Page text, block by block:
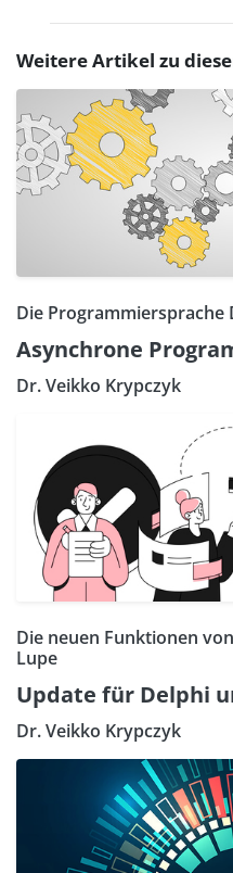
Weitere Artikel zu
Die Programmiersprache
Asynchrone
Dr. Veikko Krypczyk
Die neuen Funktionen
Lupe
Update für Delphi
Dr. Veikko Krypczyk